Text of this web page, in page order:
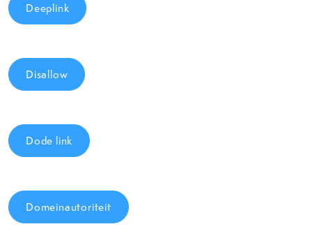
Deeplink
Disallow
Dode link
Domeinautoriteit